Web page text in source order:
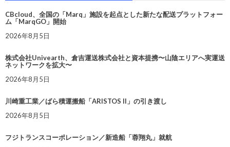
CBcloud、全国の「Marq」施設を起点とした新たな配送プラットフォー
ム「MarqGO」開始
2026年8月5日
株式会社Univearth、倉吉運送株式会社と資本提携〜山陰エリアへ実運送
ネットワークを拡大〜
2026年8月5日
川崎重工業／ばら積運搬船「ARISTOS II」の引き渡し
2026年8月5日
フジトランスコーポレーション／新造船「蓉翔丸」就航